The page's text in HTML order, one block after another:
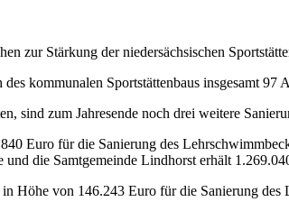
zur Stärkung der niedersächsischen
kommunalen Sportstättenbaus insgesamt
sind zum Jahresende noch drei weitere
Euro für die Sanierung des
die Samtgemeinde Lindhorst erhält
Höhe von 146.243 Euro für die Sanierung